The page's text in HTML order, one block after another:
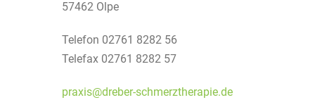
57462 Olpe
Telefon 02761 8282 56
Telefax 02761 8282 57
praxis@dreber-schmerztherapie.de